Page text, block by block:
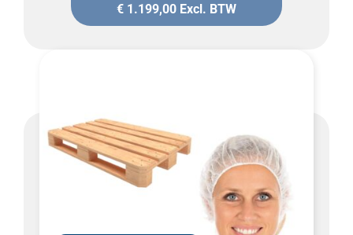
€ 1.199,00 Excl. BTW